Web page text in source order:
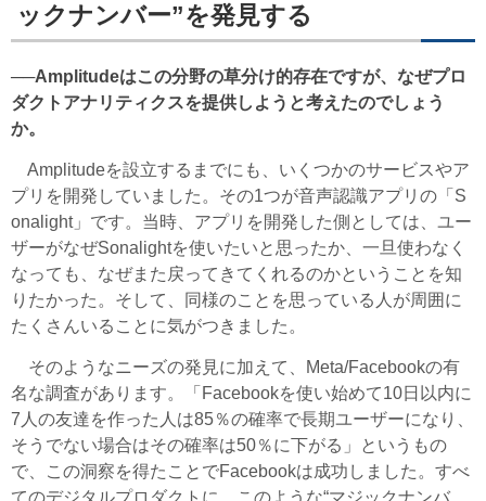
ックナンバー”を発見する
──Amplitudeはこの分野の草分け的存在ですが、なぜプロ
ダクトアナリティクスを提供しようと考えたのでしょう
か。
Amplitudeを設立するまでにも、いくつかのサービスやア
プリを開発していました。その1つが音声認識アプリの「S
onalight」です。当時、アプリを開発した側としては、ユー
ザーがなぜSonalightを使いたいと思ったか、一旦使わなく
なっても、なぜまた戻ってきてくれるのかということを知
りたかった。そして、同様のことを思っている人が周囲に
たくさんいることに気がつきました。
そのようなニーズの発見に加えて、Meta/Facebookの有
名な調査があります。「Facebookを使い始めて10日以内に
7人の友達を作った人は85％の確率で長期ユーザーになり、
そうでない場合はその確率は50％に下がる」というもの
で、この洞察を得たことでFacebookは成功しました。すべ
てのデジタルプロダクトに、このような“マジックナンバ